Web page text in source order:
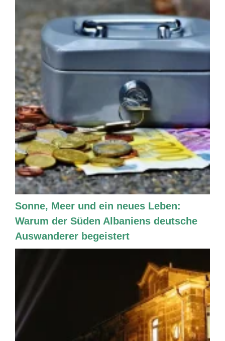
Sonne, Meer und ein neues Leben:
Warum der Süden Albaniens deutsche
Auswanderer begeistert